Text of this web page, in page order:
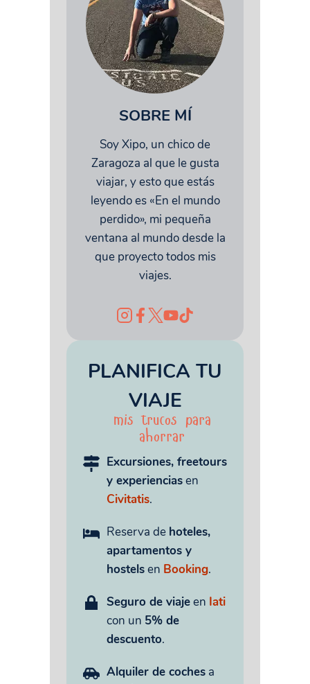
SOBRE MÍ
Soy Xipo, un chico de
Zaragoza al que le gusta
viajar, y esto que estás
leyendo es «En el mundo
perdido», mi pequeña
ventana al mundo desde la
que proyecto todos mis
viajes.
PLANIFICA TU
VIAJE
mis trucos para
ahorrar
Excursiones, freetours
y experienciasen
Civitatis.
Reserva de hoteles,
apartamentos y
hostelsen Booking.
Seguro de viajeen Iati
con un 5% de
descuento.
Alquiler de coches a